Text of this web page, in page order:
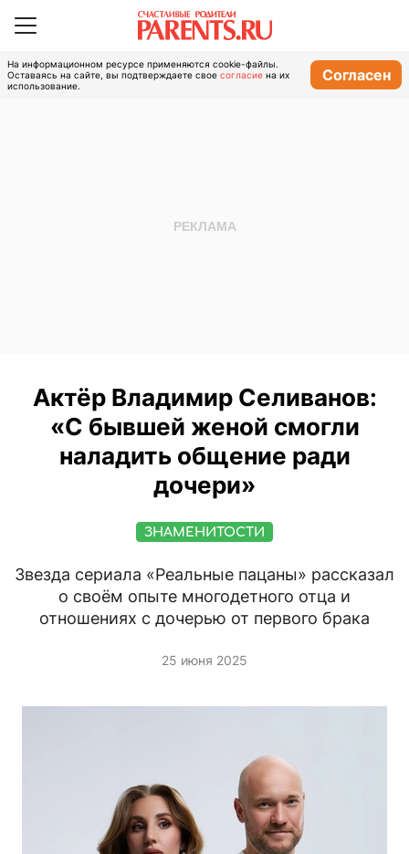
На информационном ресурсе применяются cookie-файлы.
Оставаясь на сайте, вы подтверждаете свое согласие на их
использование.
Согласен
Актёр Владимир Селиванов:
«С бывшей женой смогли
наладить общение ради
дочери»
ЗНАМЕНИТОСТИ
Звезда сериала «Реальные пацаны» рассказал
о своём опыте многодетного отца и
отношениях с дочерью от первого брака
25 июня 2025